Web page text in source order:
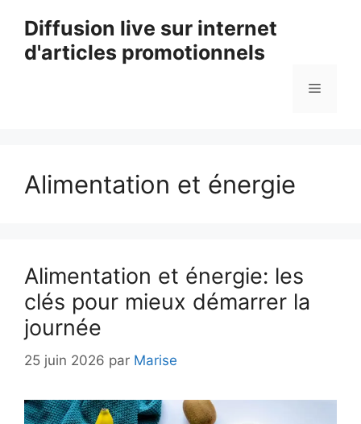
contenu
Diffusion live sur internet
d'articles promotionnels
Menu
Alimentation et énergie
Alimentation et énergie: les
clés pour mieux démarrer la
journée
25 juin 2026 par Marise